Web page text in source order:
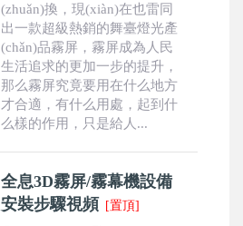
(zhuǎn)換，現(xiàn)在也雷同
出一款超級熱銷的舞臺燈光產
(chǎn)品霧屏，霧屏成為人民
生活追求的更加一步的提升，
那么霧屏究竟要用在什么地方
才合適，有什么用處，起到什
么樣的作用，只是給人...
全息3D霧屏/霧幕機設備
安裝步驟視頻 [置頂]